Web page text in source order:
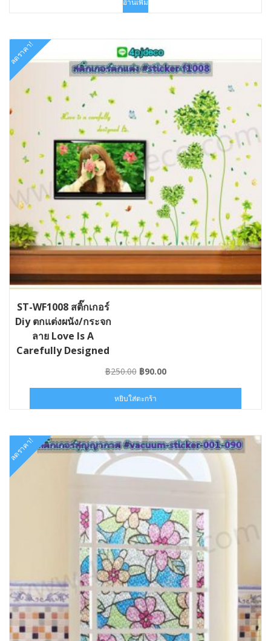
฿199.00.
อ่านเพิ่ม
ลดราคา!
ST-WF1008 สติ๊กเกอร์
Diy ตกแต่งผนัง/กระจก
ลาย Love Is A
Carefully Designed
฿250.00 Original
was:
฿250.00.
฿90.00Current
฿90.00.
หยิบใส่ตะกร้า
ลดราคา!